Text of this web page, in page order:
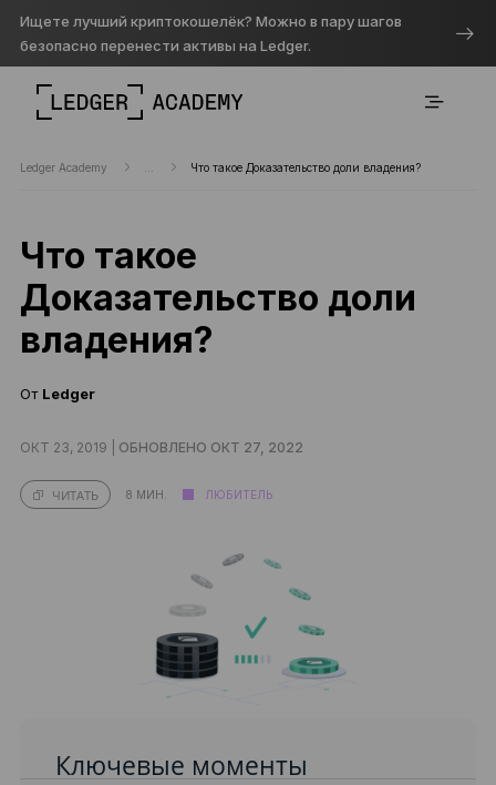
Ищете лучший криптокошелёк? Можно в пару шагов
безопасно перенести активы на Ledger.
Ledger Academy Что такое Доказательство доли владения?
Что такое
Доказательство доли
владения?
От Ledger
ОКТ 23, 2019 | ОБНОВЛЕНО ОКТ 27, 2022
ЧИТАТЬ 8 МИН. ЛЮБИТЕЛЬ
Ключевые моменты